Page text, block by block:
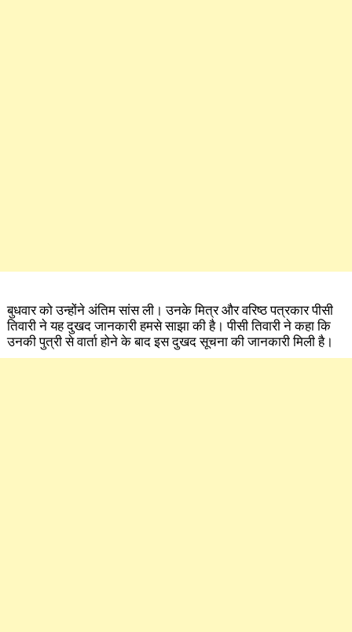
बुधवार को उन्होंने अंतिम सांस ली। उनके मित्र और वरिष्ठ पत्रकार पीसी
तिवारी ने यह दुखद जानकारी हमसे साझा की है। पीसी तिवारी ने कहा कि
उनकी पुत्री से वार्ता होने के बाद इस दुखद सूचना की जानकारी मिली है।